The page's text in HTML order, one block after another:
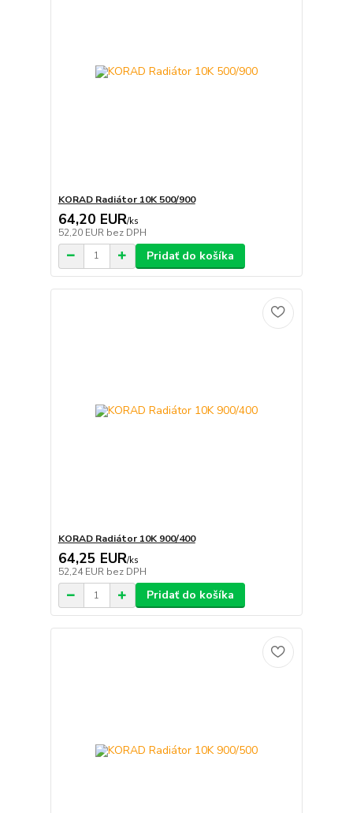
KORAD Radiátor 10K 500/900
64,20 EUR/ks
52,20 EUR bez DPH
Pridať do košíka
KORAD Radiátor 10K 900/400
64,25 EUR/ks
52,24 EUR bez DPH
Pridať do košíka